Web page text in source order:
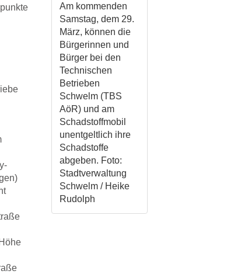
Am kommenden
Samstag, dem 29.
März, können die
Bürgerinnen und
Bürger bei den
Technischen
Betrieben
Schwelm (TBS
AöR) und am
Schadstoffmobil
unentgeltlich ihre
Schadstoffe
abgeben. Foto:
Stadtverwaltung
Schwelm / Heike
Rudolph